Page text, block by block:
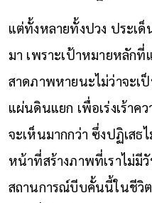
แต่ทั้งหลายทั้งปวง ประเ
มา เพราะเป้าหมายหลัก
สาดภาพหายนะไม่ว่าจะเ
แผ่นดินแยก เพื่อเร่งเร้า
จะเห็นมากกว่า ซึ่งปฏิเสธ
หน้าที่สร้างภาพที่เราไม่มี
สถานการณ์บีบคั้นนี้ในชีวิ